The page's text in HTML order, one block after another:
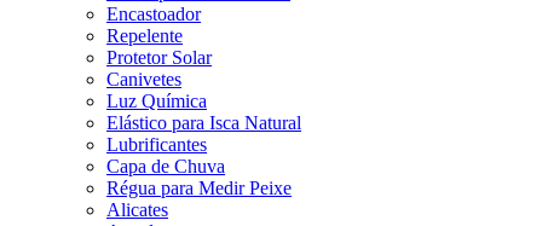
Encastoador
Repelente
Protetor Solar
Canivetes
Luz Química
Elástico para Isca Natural
Lubrificantes
Capa de Chuva
Régua para Medir Peixe
Alicates